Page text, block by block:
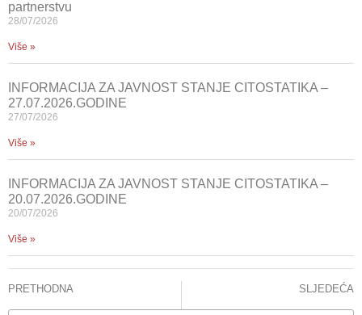
partnerstvu
28/07/2026
Više »
INFORMACIJA ZA JAVNOST STANJE CITOSTATIKA –
27.07.2026.GODINE
27/07/2026
Više »
INFORMACIJA ZA JAVNOST STANJE CITOSTATIKA –
20.07.2026.GODINE
20/07/2026
Više »
PRETHODNA SLJEDEĆA